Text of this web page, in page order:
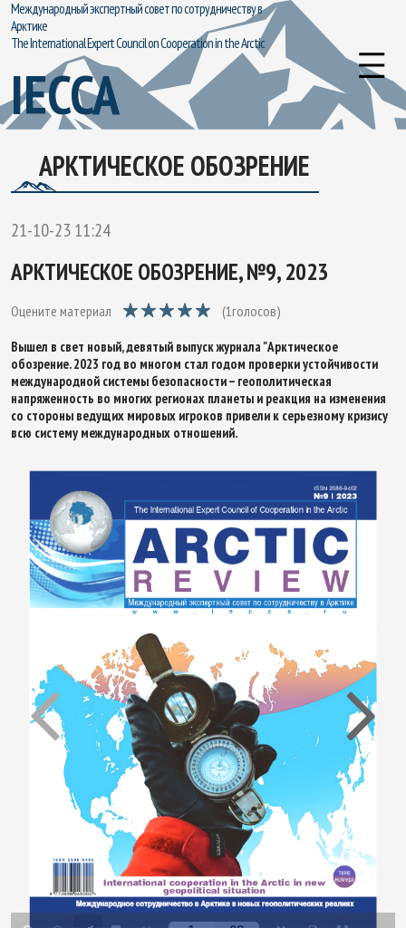
Международный экспертный совет по сотрудничеству в
Арктике
The International Expert Council on Cooperation in the Arctic
IECCA
АРКТИЧЕСКОЕ ОБОЗРЕНИЕ
21-10-23 11:24
АРКТИЧЕСКОЕ ОБОЗРЕНИЕ, №9, 2023
Оцените материал (1голосов)
Вышел в свет новый, девятый выпуск журнала "Арктическое
обозрение. 2023 год во многом стал годом проверки устойчивости
международной системы безопасности – геополитическая
напряженность во многих регионах планеты и реакция на изменения
со стороны ведущих мировых игроков привели к серьезному кризису
всю систему международных отношений.